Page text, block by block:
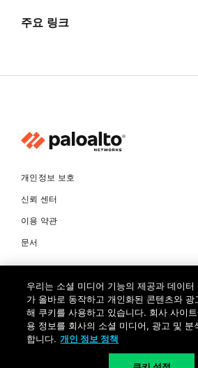
주요 링크
개인정보 보호
신뢰 센터
이용 약관
문서
Networks Korea, Ltd. All rights reserved.
소유권은 각 소유자에게 있습니다. 사업자 등
대표자 : 제프리찰스트루 서울특별시 서초구
생명 서초타워) TEL: +82-2-568-4353
우리는 소셜 미디어 기능의 제공과 데이터
가 올바로 동작하고 개인화된 콘텐츠와 광
해 쿠키를 사용하고 있습니다. 회사 사이
용 정보를 회사의 소셜 미디어, 광고 및 분
합니다. 개인 정보 정책